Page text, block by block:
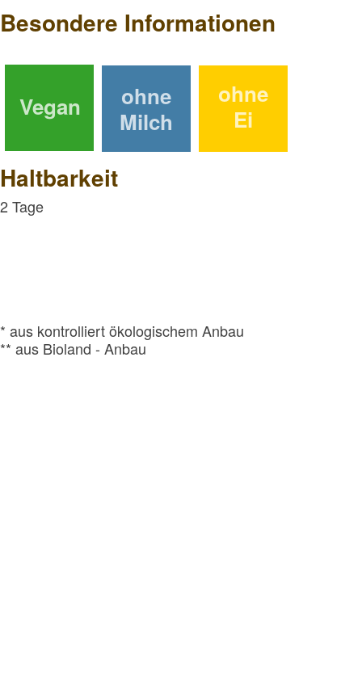
Besondere Informationen
Haltbarkeit
2 Tage
* aus kontrolliert ökologischem Anbau
** aus Bioland - Anbau
ohne
Ei
ohne
Milch
Vegan